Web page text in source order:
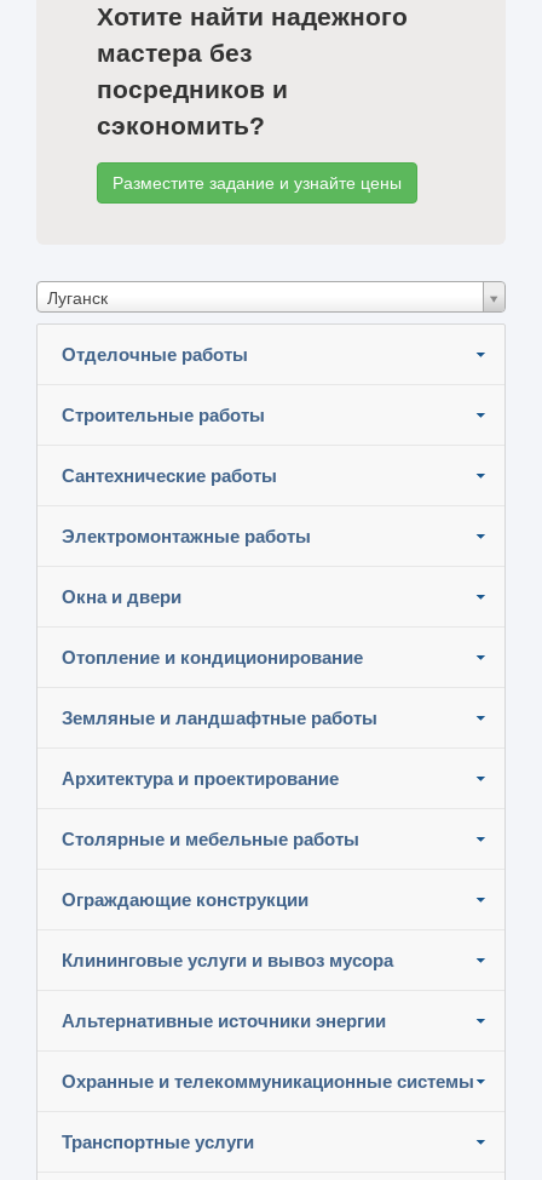
Хотите найти надежного
мастера без
посредников и
сэкономить?
Разместите задание и узнайте цены
Луганск
Отделочные работы
Строительные работы
Сантехнические работы
Электромонтажные работы
Окна и двери
Отопление и кондиционирование
Земляные и ландшафтные работы
Архитектура и проектирование
Столярные и мебельные работы
Ограждающие конструкции
Клининговые услуги и вывоз мусора
Альтернативные источники энергии
Охранные и телекоммуникационные системы
Транспортные услуги